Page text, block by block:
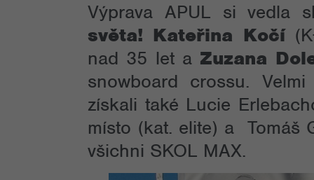
Výprava APUL si vedla
světa! Kateřina Kočí
nad 35 let a Zuzana
snowboard crossu.
získali také Lucie
místo (kat. elite) a Tomáš
všichni SKOL MAX.